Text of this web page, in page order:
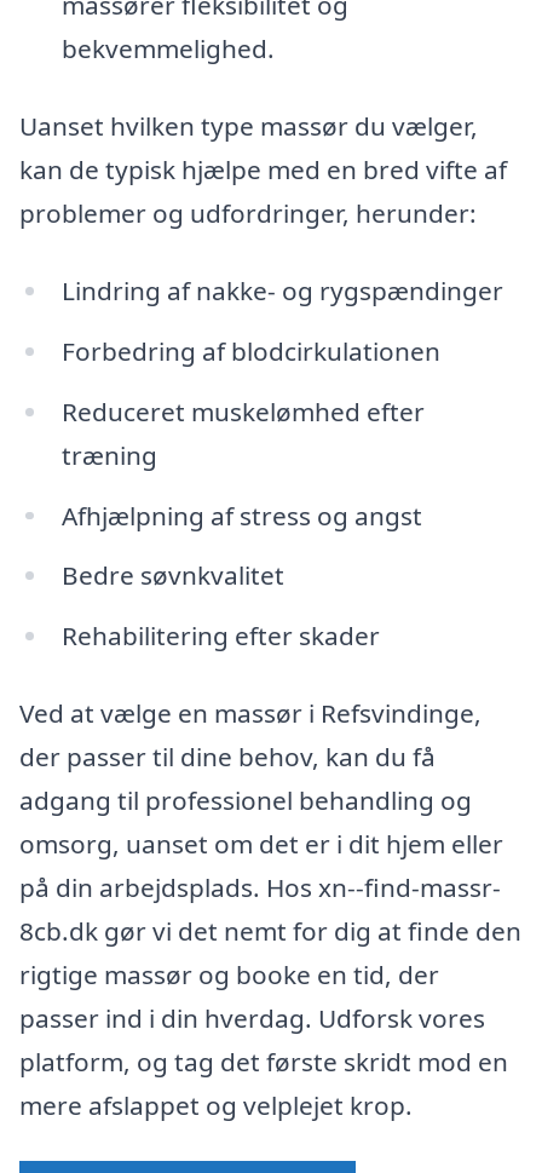
bekvemmelighed.
Uanset hvilken type massør du vælger,
kan de typisk hjælpe med en bred vifte af
problemer og udfordringer, herunder:
Lindring af nakke- og rygspændinger
Forbedring af blodcirkulationen
Reduceret muskelømhed efter
træning
Afhjælpning af stress og angst
Bedre søvnkvalitet
Rehabilitering efter skader
Ved at vælge en massør i Refsvindinge,
der passer til dine behov, kan du få
adgang til professionel behandling og
omsorg, uanset om det er i dit hjem eller
på din arbejdsplads. Hos xn--find-massr-
8cb.dk gør vi det nemt for dig at finde den
rigtige massør og booke en tid, der
passer ind i din hverdag. Udforsk vores
platform, og tag det første skridt mod en
mere afslappet og velplejet krop.